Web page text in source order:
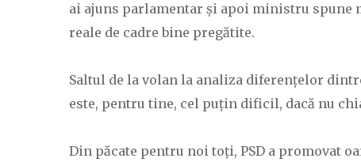
ai ajuns parlamentar și apoi ministru spune
reale de cadre bine pregătite.
Saltul de la volan la analiza diferențelor
este, pentru tine, cel puțin dificil, dacă nu
Din păcate pentru noi toți, PSD a promovat